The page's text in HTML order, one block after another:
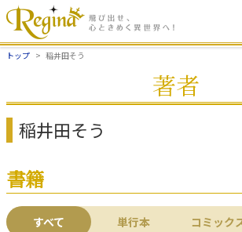
トップ 稲井田そう
著者
稲井田そう
書籍
すべて 単行本 コミック